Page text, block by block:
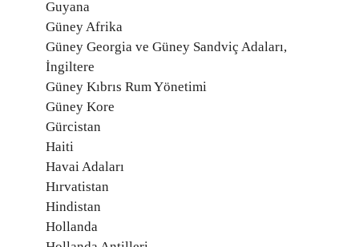
Guyana
Güney Afrika
Güney Georgia ve Güney Sandviç Adaları,
İngiltere
Güney Kıbrıs Rum Yönetimi
Güney Kore
Gürcistan
Haiti
Havai Adaları
Hırvatistan
Hindistan
Hollanda